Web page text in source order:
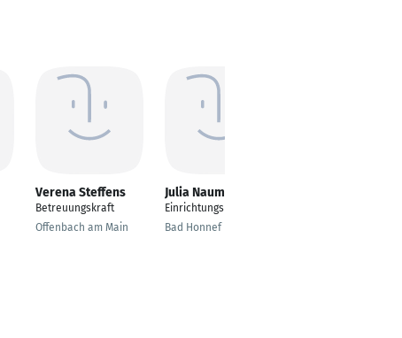
Verena Steffens
Betreuungskraft
Offenbach am Main
Julia Naumann
Einrichtungsleitung
Bad Honnef